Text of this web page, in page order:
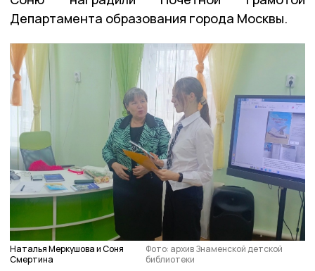
Департамента образования города Москвы.
Наталья Меркушова и Соня
Смертина
Фото: архив Знаменской детской
библиотеки